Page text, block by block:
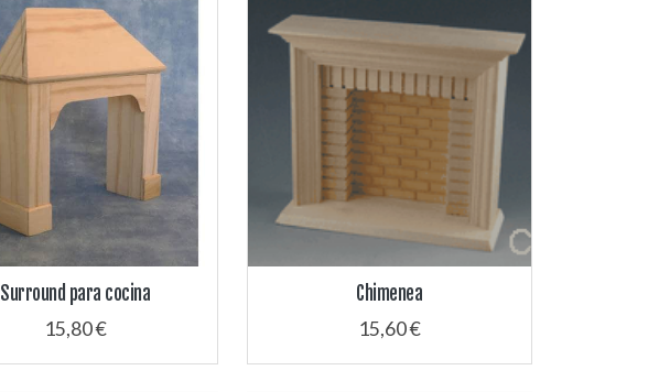
Surround para cocina
15,80 €
Chimenea
15,60 €